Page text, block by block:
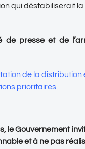
qui déstabiliserait
de presse et de
de la
prioritaires
le Gouvernement
et à ne pas